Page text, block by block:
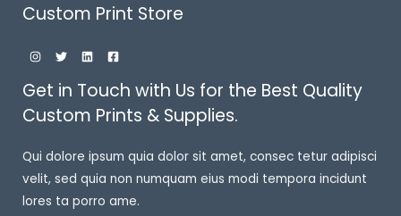
Custom Print Store
Get in Touch with Us for the Best Quality
Custom Prints & Supplies.
Qui dolore ipsum quia dolor sit amet, consec tetur adipisci
velit, sed quia non numquam eius modi tempora incidunt
lores ta porro ame.